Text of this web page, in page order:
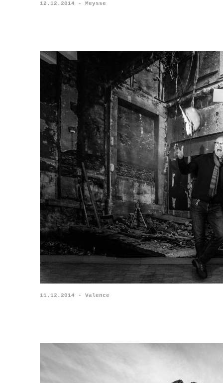
12.12.2014 - Meysse
11.12.2014 - Valence